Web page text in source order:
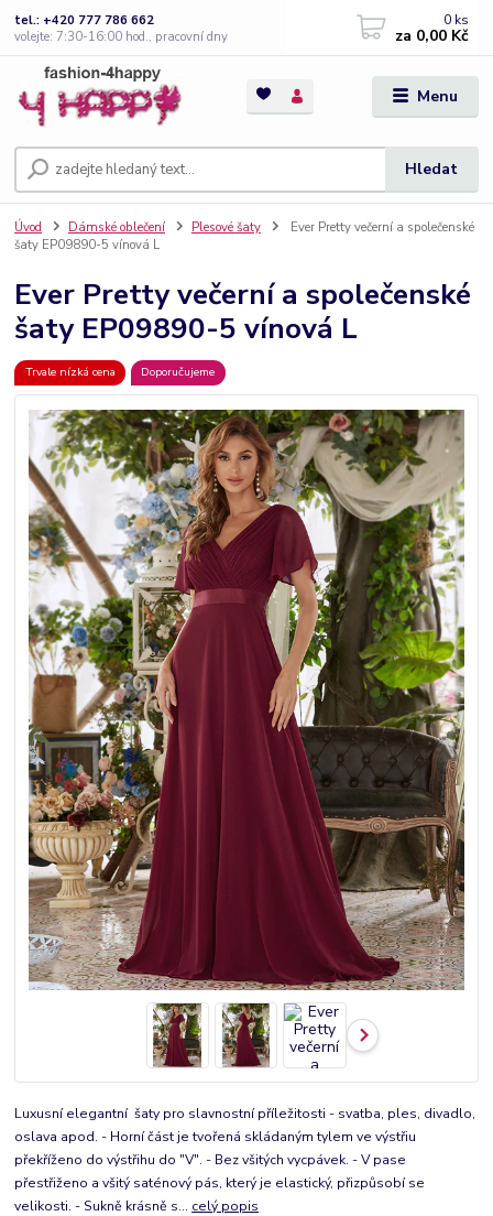
Menu
Hledat
tel.: +420 777 786 662
volejte: 7:30-16:00 hod., pracovní dny
0 ks
za 0,00 Kč
Úvod Dámské oblečení Plesové šaty
Ever Pretty večerní a společenské
šaty EP09890-5 vínová L
Ever Pretty večerní a společenské
šaty EP09890-5 vínová L
Trvale nízká cena Doporučujeme
Luxusní elegantní šaty pro slavnostní příležitosti - svatba, ples, divadlo,
oslava apod. - Horní část je tvořená skládaným tylem ve výstřiu
překříženo do výstřihu do "V". - Bez všitých vycpávek. - V pase
přestřiženo a všitý saténový pás, který je elastický, přizpůsobí se
velikosti. - Sukně krásně s... celý popis